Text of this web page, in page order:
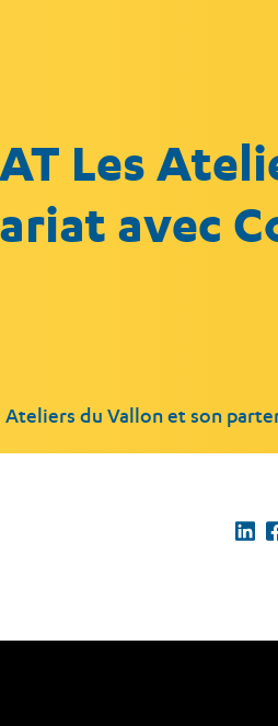
Les
avec
Ateliers du Vallon et son